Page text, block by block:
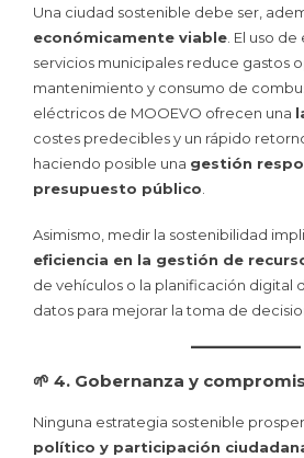
Una ciudad sostenible debe ser,
económicamente viable . El uso
servicios municipales reduce gastos
mantenimiento y consumo de
eléctricos de MOOEVO ofrecen una
costes predecibles y un rápido
haciendo posible una gestión
presupuesto público
Asimismo, medir la sostenibilidad
eficiencia en la gestión de
de vehículos o la planificación digital
datos para mejorar la toma de
🌱 4. Gobernanza y
Ninguna estrategia sostenible
político y participación